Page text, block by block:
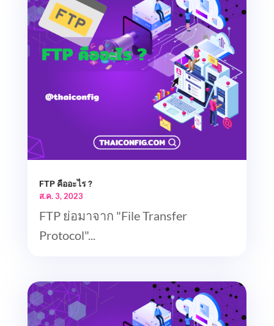
FTP คืออะไร ?
ส.ค. 3, 2023
FTP ย่อมาจาก "File Transfer
Protocol"...